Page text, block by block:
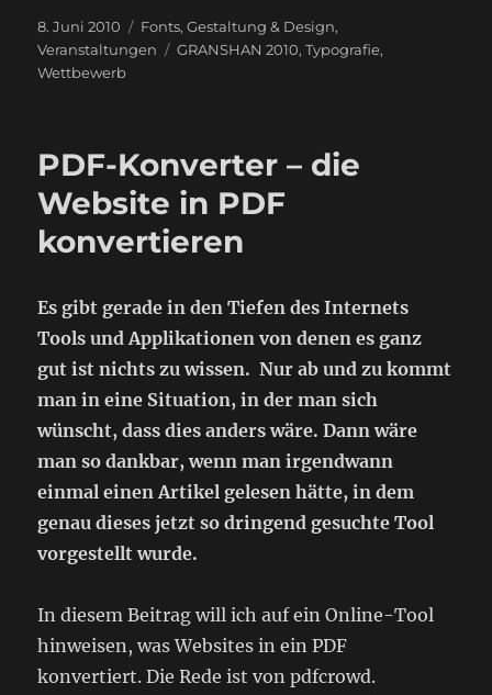
Veröffentlicht
am
8. Juni 2010 Kategorien
Fonts,Gestaltung & Design,
Veranstaltungen
Schlagwörter
GRANSHAN 2010,Typografie,
Wettbewerb
PDF-Konverter – die
Website in PDF
konvertieren
Es gibt gerade in den Tiefen des Internets
Tools und Applikationen von denen es ganz
gut ist nichts zu wissen. Nur ab und zu kommt
man in eine Situation, in der man sich
wünscht, dass dies anders wäre. Dann wäre
man so dankbar, wenn man irgendwann
einmal einen Artikel gelesen hätte, in dem
genau dieses jetzt so dringend gesuchte Tool
vorgestellt wurde.
In diesem Beitrag will ich auf ein Online-Tool
hinweisen, was Websites in ein PDF
konvertiert. Die Rede ist von pdfcrowd.